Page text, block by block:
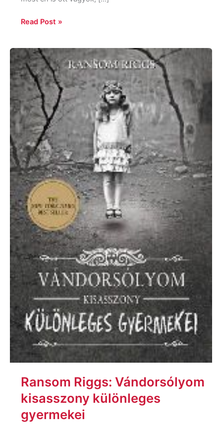
Read Post »
Ransom Riggs: Vándorsólyom
kisasszony különleges
gyermekei
Ransom
Riggs:
Vándorsólyom
kisasszony
különleges
gyermekei